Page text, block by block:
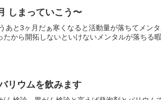
しまっていこう〜
あと3ヶ月だぁ寒くなると活動量が落ちてメン
たから開拓しないといけないメンタルが落ちる
リウムを飲みます